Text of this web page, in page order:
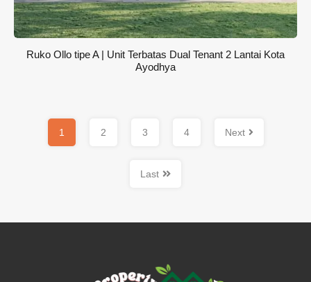
Ruko Ollo tipe A | Unit Terbatas Dual Tenant 2 Lantai Kota
Ayodhya
1 2 3 4 Next
Last